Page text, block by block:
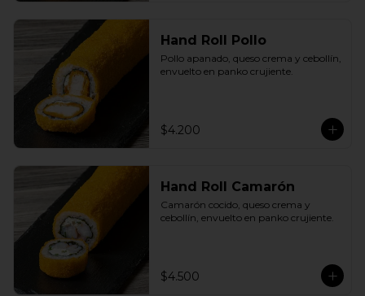
Hand Roll Pollo
Pollo apanado, queso crema y cebollín,
envuelto en panko crujiente.
$4.200
Hand Roll Camarón
Camarón cocido, queso crema y
cebollín, envuelto en panko crujiente.
$4.500